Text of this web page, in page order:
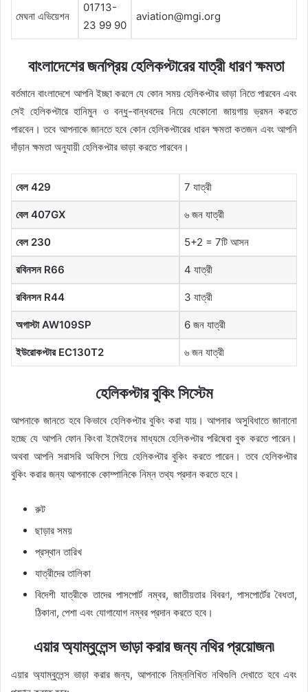
মেঘনা এভিয়েশন
01713-
23 99 90
aviation@mgi.org
বাংলাদেশের জনপ্রিয় হেলিকপ্টারের যাত্রী ধারণ ক্ষমতা
বর্তমানে বাংলাদেশে আপনি ইচ্ছা করলে যে কোন সময় হেলিকপ্টার ভাড়া নিতে পারবেন এবং
সেই হেলিকপ্টারে হানিমুন ও বন্ধু-বান্ধবদের নিয়ে যেকোনো জায়গায় ভ্রমন করতে
পারবেন। তবে আপনাকে জানতে হবে কোন হেলিকপ্টারের ধারন ক্ষমতা কতজন এবং আপনি
দাঁড়ান ক্ষমতা অনুযায়ী হেলিকপ্টার ভাড়া করতে পারবেন।
বেল429 7 যাত্রী
বেল407GX ৬ জন যাত্রী
বেল230 5+2 = 7টি আসন
রবিনসনR66 4 যাত্রী
রবিনসনR44 3 যাত্রী
অগাস্টাAW109SP 6 জন যাত্রী
ইউরোকপ্টারEC130T2 ৬ জন যাত্রী
হেলিকপ্টার বুকিং সিস্টেম
আপনাকে জানতে হবে কিভাবে হেলিকপ্টার বুকিং করা যায়। আপনার অসুবিধাতে জানানো
হচ্ছে যে আপনি ফোন কিংবা ইমেইলের মাধ্যমে হেলিকপ্টার পরিষেবা বুক করতে পারেন।
অথবা আপনি সরাসরি অফিসে গিয়ে হেলিকপ্টার বুকিং করতে পারেন। তবে হেলিকপ্টার
বুকিং করার জন্য আপনাকে কোম্পানিকে নিম্ন তথ্য প্রদান করতে হবে।
রুট
ছাড়ার সময়
প্রস্থান তারিখ
যাত্রীদের তালিকা
বিদেশী যাত্রীকে তাদের পাসপোর্ট নম্বর, জাতীয়তার বিবরণ, পাসপোর্টের বৈধতা,
ঠিকানা, পেশা এবং যোগাযোগ নম্বর প্রদান করতে হবে।
এয়ার অ্যাম্বুলেন্স ভাড়া করার জন্য নথির প্রয়োজন৷
এয়ার অ্যাম্বুলেন্স ভাড়া করার জন্য, আপনাকে নিম্নলিখিত নথিগুলি দেখাতে হবে এবং